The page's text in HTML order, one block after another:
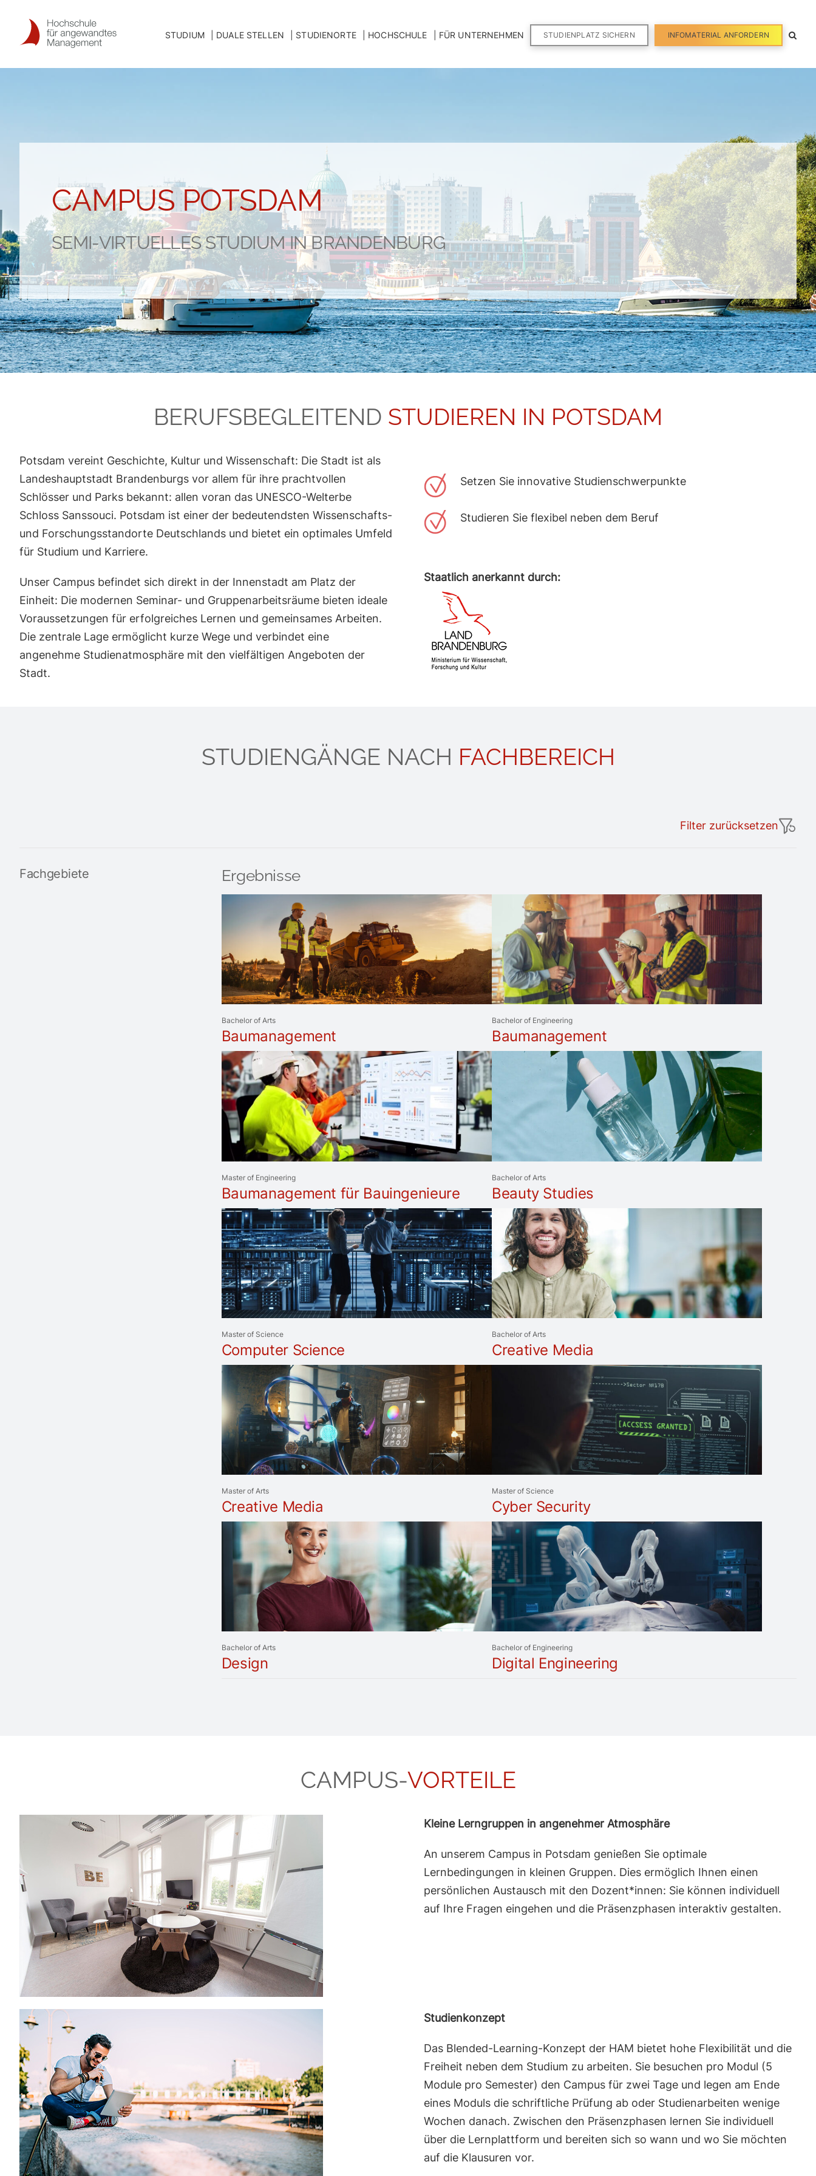
content
STUDIUM DUALE STELLEN STUDIENORTE HOCHSCHULE FÜR UNTERNEHMEN STUDIENPLATZ SICHERN INFOMATERIAL ANFORDERN
CAMPUS POTSDAM
SEMI-VIRTUELLES STUDIUM IN BRANDENBURG
BERUFSBEGLEITEND STUDIEREN IN POTSDAM
Potsdam vereint Geschichte, Kultur und Wissenschaft: Die Stadt ist als
Landeshauptstadt Brandenburgs vor allem für ihre prachtvollen
Schlösser und Parks bekannt: allen voran das UNESCO-Welterbe
Schloss Sanssouci. Potsdam ist einer der bedeutendsten Wissenschafts-
und Forschungsstandorte Deutschlands und bietet ein optimales Umfeld
für Studium und Karriere.
Unser Campus befindet sich direkt in der Innenstadt am Platz der
Einheit: Die modernen Seminar- und Gruppenarbeitsräume bieten ideale
Voraussetzungen für erfolgreiches Lernen und gemeinsames Arbeiten.
Die zentrale Lage ermöglicht kurze Wege und verbindet eine
angenehme Studienatmosphäre mit den vielfältigen Angeboten der
Stadt.
Setzen Sie innovative Studienschwerpunkte
Studieren Sie flexibel neben dem Beruf
Staatlich anerkannt durch:
STUDIENGÄNGE NACH FACHBEREICH
Filter zurücksetzen
Fachgebiete Ergebnisse
Bachelor of Arts
Baumanagement
Bachelor of Engineering
Baumanagement
Master of Engineering
Baumanagement für Bauingenieure
Bachelor of Arts
Beauty Studies
Master of Science
Computer Science
Bachelor of Arts
Creative Media
Master of Arts
Creative Media
Master of Science
Cyber Security
Bachelor of Arts
Design
Bachelor of Engineering
Digital Engineering
CAMPUS-VORTEILE
Kleine Lerngruppen in angenehmer Atmosphäre
An unserem Campus in Potsdam genießen Sie optimale
Lernbedingungen in kleinen Gruppen. Dies ermöglich Ihnen einen
persönlichen Austausch mit den Dozent*innen: Sie können individuell
auf Ihre Fragen eingehen und die Präsenzphasen interaktiv gestalten.
Studienkonzept
Das Blended-Learning-Konzept der HAM bietet hohe Flexibilität und die
Freiheit neben dem Studium zu arbeiten. Sie besuchen pro Modul (5
Module pro Semester) den Campus für zwei Tage und legen am Ende
eines Moduls die schriftliche Prüfung ab oder Studienarbeiten wenige
Wochen danach. Zwischen den Präsenzphasen lernen Sie individuell
über die Lernplattform und bereiten sich so wann und wo Sie möchten
auf die Klausuren vor.